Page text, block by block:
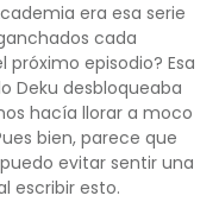
era esa serie
cada
episodio? Esa
Deku desbloqueaba
hacía llorar a moco
bien, parece que
evitar sentir una
escribir esto.